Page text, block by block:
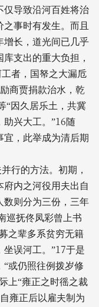
仅导致沿河百姓将治
事时有发生。而且
增长，道光间已几乎
支出的重大负担，
工者，国帑之大漏卮
商贾捐款治水，乾
“因久居乐土，共冀
兴大工。”16随
宜，此举成为清后期
行的方法。初期，
内之河役用夫出自
数则分为三份，三年
巡抚佟凤彩曾上书
之辈多系贫穷无籍
误河工。”17于是
或仍照往例拨岁修
上“雍正之时徭之裁
雍正后以雇夫制为